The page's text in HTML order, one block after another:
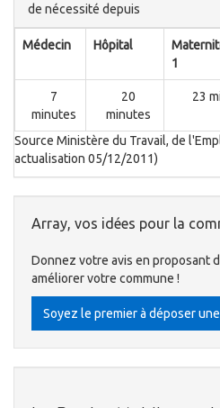
de nécessité depuis
Médecin Hôpital
1
7
minutes
20
minutes
23
Source Ministère du Travail, de
actualisation 05/12/2011)
Array, vos idées pour la
Donnez votre avis en proposant
améliorer votre commune !
Soyez le premier à déposer